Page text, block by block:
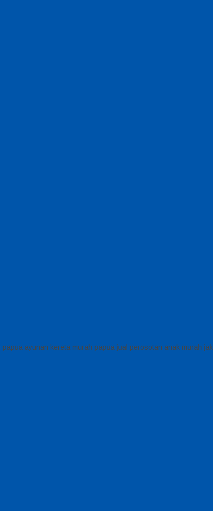
ayunan kereta murah papua jual perosotan anak murah